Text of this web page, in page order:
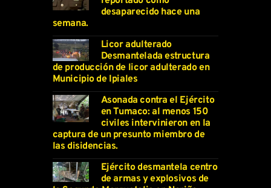
desaparecido hace una
semana.
Licor adulterado
Desmantelada estructura
de producción de licor adulterado en
Municipio de Ipiales
Asonada contra el Ejército
en Tumaco: al menos 150
civiles intervinieron en la
captura de un presunto miembro de
las disidencias.
Ejército desmantela centro
de armas y explosivos de